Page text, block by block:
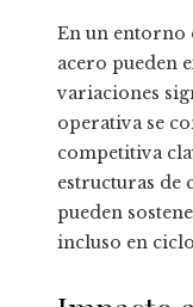
En un entorno
acero pueden
variaciones
operativa se
competitiva
estructuras de
pueden
incluso en